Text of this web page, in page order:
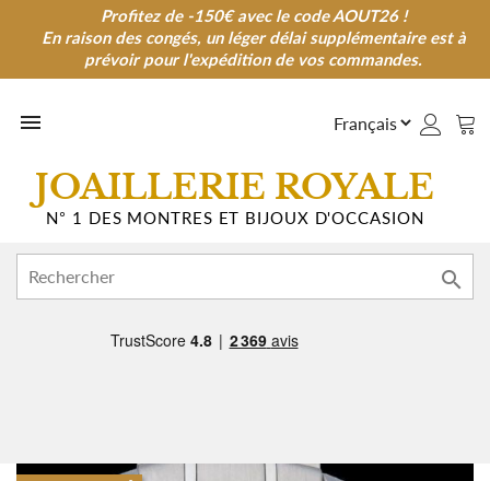
Profitez de -150€ avec le code AOUT26 !
En raison des congés, un léger délai supplémentaire est à
prévoir pour l'expédition de vos commandes.
Profitez de -150€ avec le code AOUT26 !
En raison des congés, un léger délai supplémentaire est à
prévoir pour l'expédition de vos commandes.

JOAILLERIE ROYALE
N° 1 DES MONTRES ET BIJOUX D'OCCASION
